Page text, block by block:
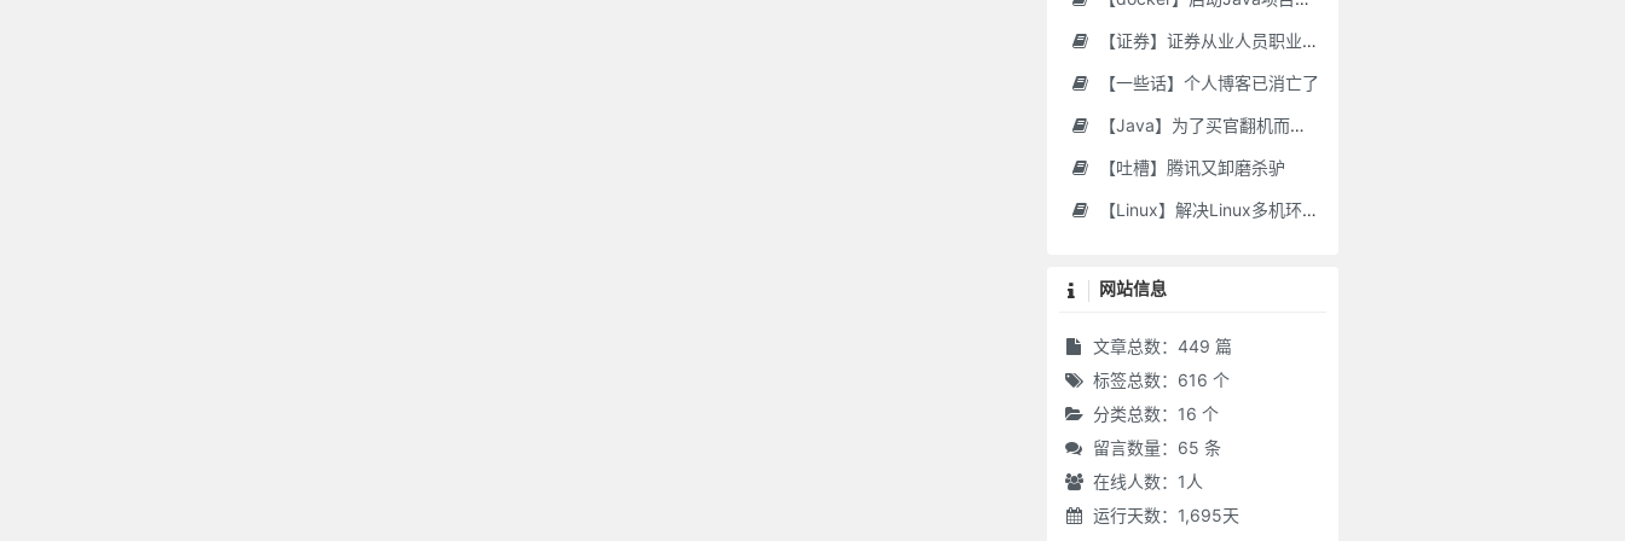
【证券】证券从业人员职业道德要求及常见违规行为
【一些话】个人博客已消亡了
【Java】为了买官翻机而写的代码-DJI Stock Checker
【吐槽】腾讯又卸磨杀驴
【Linux】解决Linux多机环境UID/GID不一致导致的备份权限问题
网站信息
文章总数：449 篇
标签总数：616 个
分类总数：16 个
留言数量：65 条
在线人数： 1 人
运行天数：1,695天